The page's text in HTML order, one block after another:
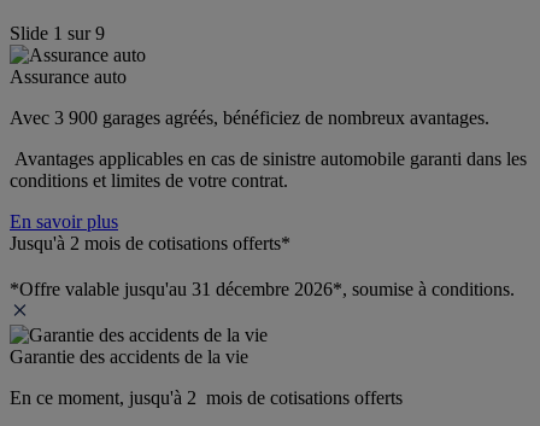
Slide 1 sur9
Assurance auto
Avec 3 900 garages agréés, bénéficiez de nombreux avantages.
Avantages applicables en cas de sinistre automobile garanti dans les
conditions et limites de votre contrat.
En savoir plus
Jusqu'à 2 mois de cotisations offerts*
*Offre valable jusqu'au 31 décembre 2026*, soumise à conditions.
Garantie des accidents de la vie
En ce moment, jusqu'à 2  mois de cotisations offerts